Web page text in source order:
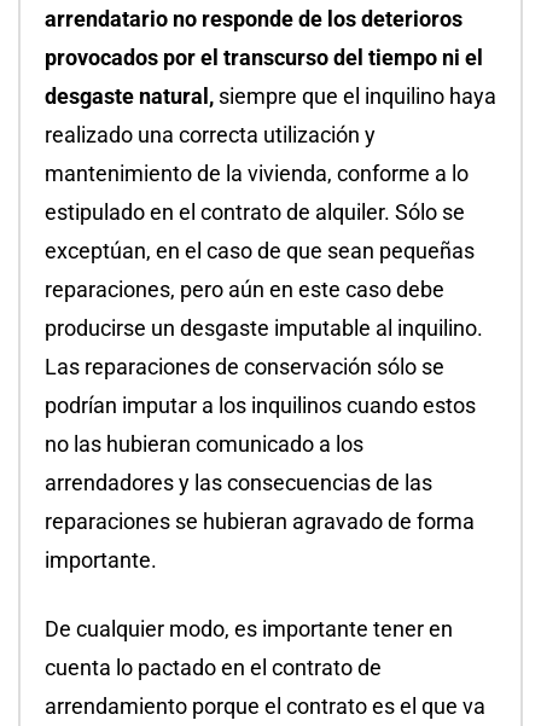
arrendatario no responde de los deterioros
provocados por el transcurso del tiempo ni el
desgaste natural, siempre que el inquilino haya
realizado una correcta utilización y
mantenimiento de la vivienda, conforme a lo
estipulado en el contrato de alquiler. Sólo se
exceptúan, en el caso de que sean pequeñas
reparaciones, pero aún en este caso debe
producirse un desgaste imputable al inquilino.
Las reparaciones de conservación sólo se
podrían imputar a los inquilinos cuando estos
no las hubieran comunicado a los
arrendadores y las consecuencias de las
reparaciones se hubieran agravado de forma
importante.
De cualquier modo, es importante tener en
cuenta lo pactado en el contrato de
arrendamiento porque el contrato es el que va